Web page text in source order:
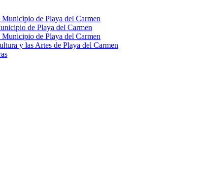
de Playa del Carmen
de Playa del Carmen
de Playa del Carmen
y las Artes de Playa del Carmen